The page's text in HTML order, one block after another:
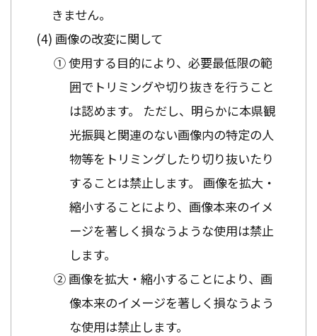
きません。
画像の改変に関して
① 使用する目的により、必要最低限の範
囲でトリミングや切り抜きを行うこと
は認めます。 ただし、明らかに本県観
光振興と関連のない画像内の特定の人
物等をトリミングしたり切り抜いたり
することは禁止します。 画像を拡大・
縮小することにより、画像本来のイメ
ージを著しく損なうような使用は禁止
します。
② 画像を拡大・縮小することにより、画
像本来のイメージを著しく損なうよう
な使用は禁止します。